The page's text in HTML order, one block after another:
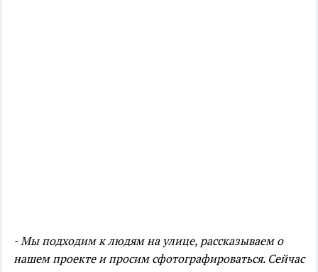
- Мы подходим к людям на улице, рассказываем о
нашем проекте и просим сфотографироваться. Сейчас